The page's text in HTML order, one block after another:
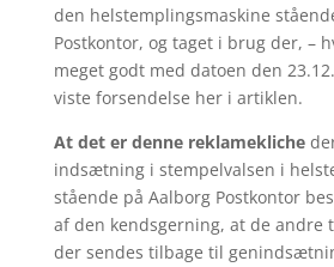
den helstemplingsmaskine
Postkontor, og taget i brug der, –
meget godt med datoen den
viste forsendelse her i artiklen.
At det er denne reklamekliche
indsætning i stempelvalsen i
stående på Aalborg Postkontor
af den kendsgerning, at de andre
der sendes tilbage til